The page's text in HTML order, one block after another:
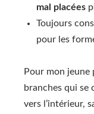
mal placées
Toujours
pour les
Pour mon jeune
branches qui se
vers l’intérieur,